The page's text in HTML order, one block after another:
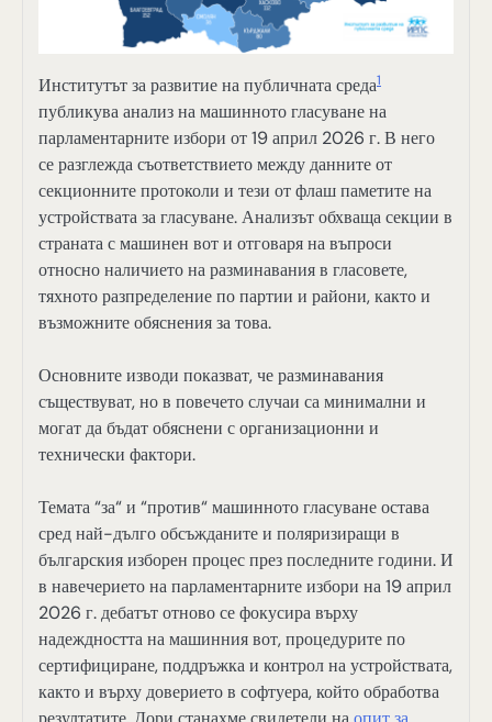
Институтът за развитие на публичната среда1
публикува анализ на машинното гласуване на
парламентарните избори от 19 април 2026 г. В него
се разглежда съответствието между данните от
секционните протоколи и тези от флаш паметите на
устройствата за гласуване. Анализът обхваща секции в
страната с машинен вот и отговаря на въпроси
относно наличието на разминавания в гласовете,
тяхното разпределение по партии и райони, както и
възможните обяснения за това.
Основните изводи показват, че разминавания
съществуват, но в повечето случаи са минимални и
могат да бъдат обяснени с организационни и
технически фактори.
Темата “за“ и “против“ машинното гласуване остава
сред най-дълго обсъжданите и поляризиращи в
българския изборен процес през последните години. И
в навечерието на парламентарните избори на 19 април
2026 г. дебатът отново се фокусира върху
надеждността на машинния вот, процедурите по
сертифициране, поддръжка и контрол на устройствата,
както и върху доверието в софтуера, който обработва